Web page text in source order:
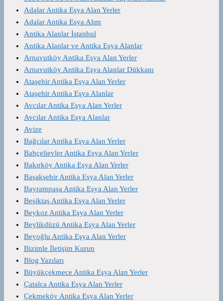
Adalar Antika Eşya Alan Yerler
Adalar Antika Eşya Alım
Antika Alanlar İstanbul
Antika Alanlar ve Antika Eşya Alanlar
Arnavutköy Antika Eşya Alan Yerler
Arnavutköy Antika Eşya Alanlar Dükkanı
Ataşehir Antika Eşya Alan Yerler
Ataşehir Antika Eşya Alanlar
Avcılar Antika Eşya Alan Yerler
Avcılar Antika Eşya Alanlar
Avize
Bağcılar Antika Eşya Alan Yerler
Bahçelievler Antika Eşya Alan Yerler
Bakırköy Antika Eşya Alan Yerler
Başakşehir Antika Eşya Alan Yerler
Bayrampaşa Antika Eşya Alan Yerler
Beşiktaş Antika Eşya Alan Yerler
Beykoz Antika Eşya Alan Yerler
Beylikdüzü Antika Eşya Alan Yerler
Beyoğlu Antika Eşya Alan Yerler
Bizimle İletişim Kurun
Blog Yazıları
Büyükçekmece Antika Eşya Alan Yerler
Çatalca Antika Eşya Alan Yerler
Çekmeköy Antika Eşya Alan Yerler